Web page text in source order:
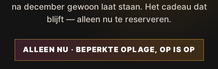
na december gewoon laat staan. Het cadeau dat
blijft — alleen nu te reserveren.
ALLEEN NU · BEPERKTE OPLAGE, OP IS OP